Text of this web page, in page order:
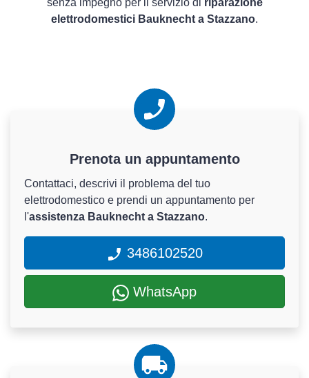
senza impegno per il servizio di riparazione
elettrodomestici Bauknecht a Stazzano.
Prenota un appuntamento
Contattaci, descrivi il problema del tuo
elettrodomestico e prendi un appuntamento per
l'assistenza Bauknecht a Stazzano.
3486102520
WhatsApp